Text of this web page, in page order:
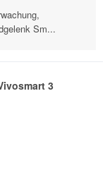
Sm...
3